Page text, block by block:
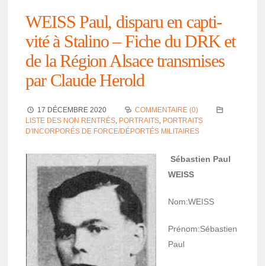
WEISS Paul, disparu en capti­
vité à Stalino – Fiche du DRK et
de la Région Alsace trans­mises
par Claude Herold
17 DÉCEMBRE 2020
COMMENTAIRE (0)
LISTE DES NON RENTRÉS, PORTRAITS, PORTRAITS
D'INCORPORÉS DE FORCE/DÉPORTÉS MILITAIRES
Sébas­tien Paul
WEISS
Nom:WEISS
Prénom:Sébas­tien
Paul